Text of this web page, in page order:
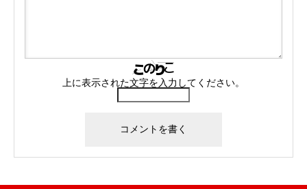
上に表示された文字を入力してください。